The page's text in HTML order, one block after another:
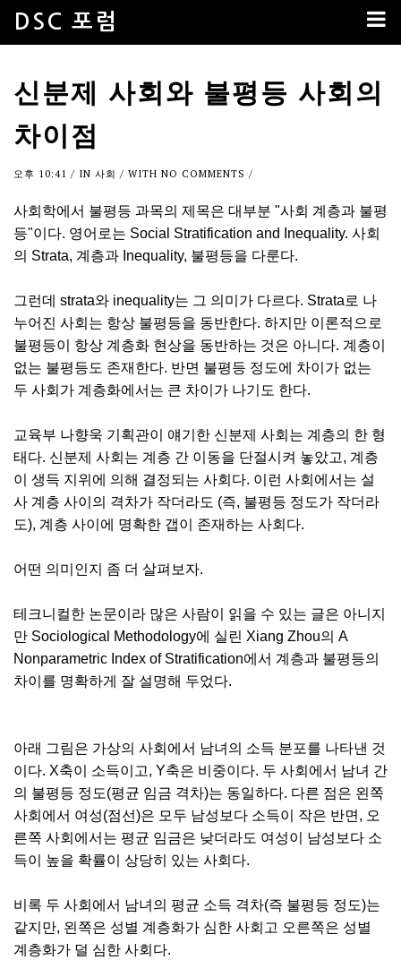
DSC 포럼
신분제 사회와 불평등 사회의
차이점
오후 10:41 / IN 사회 / WITH NO COMMENTS /
사회학에서 불평등 과목의 제목은 대부분 "사회 계층과 불평
등"이다. 영어로는 Social Stratification and Inequality. 사회
의 Strata, 계층과 Inequality, 불평등을 다룬다.
그런데 strata와 inequality는 그 의미가 다르다. Strata로 나
누어진 사회는 항상 불평등을 동반한다. 하지만 이론적으로
불평등이 항상 계층화 현상을 동반하는 것은 아니다. 계층이
없는 불평등도 존재한다. 반면 불평등 정도에 차이가 없는
두 사회가 계층화에서는 큰 차이가 나기도 한다.
교육부 나향욱 기획관이 얘기한 신분제 사회는 계층의 한 형
태다. 신분제 사회는 계층 간 이동을 단절시켜 놓았고, 계층
이 생득 지위에 의해 결정되는 사회다. 이런 사회에서는 설
사 계층 사이의 격차가 작더라도 (즉, 불평등 정도가 작더라
도), 계층 사이에 명확한 갭이 존재하는 사회다.
어떤 의미인지 좀 더 살펴보자.
테크니컬한 논문이라 많은 사람이 읽을 수 있는 글은 아니지
만 Sociological Methodology에 실린 Xiang Zhou의 A
Nonparametric Index of Stratification에서 계층과 불평등의
차이를 명확하게 잘 설명해 두었다.
아래 그림은 가상의 사회에서 남녀의 소득 분포를 나타낸 것
이다. X축이 소득이고, Y축은 비중이다. 두 사회에서 남녀 간
의 불평등 정도(평균 임금 격차)는 동일하다. 다른 점은 왼쪽
사회에서 여성(점선)은 모두 남성보다 소득이 작은 반면, 오
른쪽 사회에서는 평균 임금은 낮더라도 여성이 남성보다 소
득이 높을 확률이 상당히 있는 사회다.
비록 두 사회에서 남녀의 평균 소득 격차(즉 불평등 정도)는
같지만, 왼쪽은 성별 계층화가 심한 사회고 오른쪽은 성별
계층화가 덜 심한 사회다.